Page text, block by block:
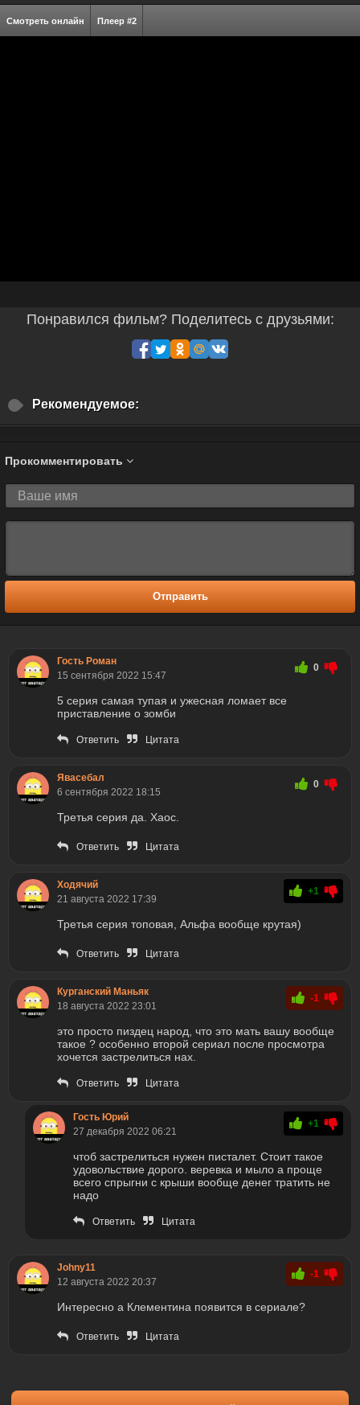
Смотреть онлайн Плеер #2
Понравился фильм? Поделитесь с друзьями:
Рекомендуемое:
Прокомментировать
Отправить
Гость Роман
15 сентября 2022 15:47
0
5 серия самая тупая и ужесная ломает все
приставление о зомби
Ответить Цитата
Явасебал
6 сентября 2022 18:15
0
Третья серия да. Хаос.
Ответить Цитата
Ходячий
21 августа 2022 17:39
+1
Третья серия топовая, Альфа вообще крутая)
Ответить Цитата
Курганский Маньяк
18 августа 2022 23:01
-1
это просто пиздец народ, что это мать вашу вообще
такое ? особенно второй сериал после просмотра
хочется застрелиться нах.
Ответить Цитата
Гость Юрий
27 декабря 2022 06:21
+1
чтоб застрелиться нужен писталет. Стоит такое
удовольствие дорого. веревка и мыло а проще
всего спрыгни с крыши вообще денег тратить не
надо
Ответить Цитата
Johny11
12 августа 2022 20:37
-1
Интересно а Клементина появится в сериале?
Ответить Цитата